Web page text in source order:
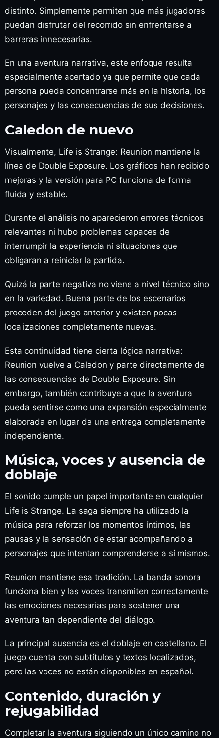
distinto. Simplemente permiten que más jugadores
puedan disfrutar del recorrido sin enfrentarse a
barreras innecesarias.
En una aventura narrativa, este enfoque resulta
especialmente acertado ya que permite que cada
persona pueda concentrarse más en la historia, los
personajes y las consecuencias de sus decisiones.
Caledon de nuevo
Visualmente, Life is Strange: Reunion mantiene la
línea de Double Exposure. Los gráficos han recibido
mejoras y la versión para PC funciona de forma
fluida y estable.
Durante el análisis no aparecieron errores técnicos
relevantes ni hubo problemas capaces de
interrumpir la experiencia ni situaciones que
obligaran a reiniciar la partida.
Quizá la parte negativa no viene a nivel técnico sino
en la variedad. Buena parte de los escenarios
proceden del juego anterior y existen pocas
localizaciones completamente nuevas.
Esta continuidad tiene cierta lógica narrativa:
Reunion vuelve a Caledon y parte directamente de
las consecuencias de Double Exposure. Sin
embargo, también contribuye a que la aventura
pueda sentirse como una expansión especialmente
elaborada en lugar de una entrega completamente
independiente.
Música, voces y ausencia de
doblaje
El sonido cumple un papel importante en cualquier
Life is Strange. La saga siempre ha utilizado la
música para reforzar los momentos íntimos, las
pausas y la sensación de estar acompañando a
personajes que intentan comprenderse a sí mismos.
Reunion mantiene esa tradición. La banda sonora
funciona bien y las voces transmiten correctamente
las emociones necesarias para sostener una
aventura tan dependiente del diálogo.
La principal ausencia es el doblaje en castellano. El
juego cuenta con subtítulos y textos localizados,
pero las voces no están disponibles en español.
Contenido, duración y
rejugabilidad
Completar la aventura siguiendo un único camino no